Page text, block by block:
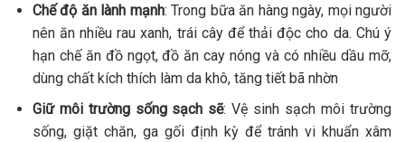
Chế độ ăn lành mạnh: Trong bữa ăn hàng ngày, mọi người
nên ăn nhiều rau xanh, trái cây để thải độc cho da. Chú ý
hạn chế ăn đồ ngọt, đồ ăn cay nóng và có nhiều dầu mỡ,
dùng chất kích thích làm da khô, tăng tiết bã nhờn
Giữ môi trường sống sạch sẽ: Vệ sinh sạch môi trường
sống, giặt chăn, ga gối định kỳ để tránh vi khuẩn xâm